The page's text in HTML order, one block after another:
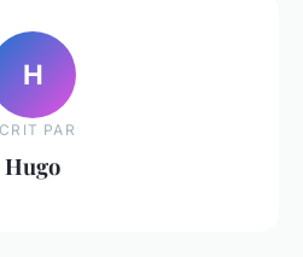
H
PAR
Hugo